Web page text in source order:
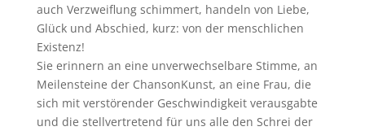
auch Verzweiflung schimmert, handeln von Liebe,
Glück und Abschied, kurz: von der menschlichen
Existenz!
Sie erinnern an eine unverwechselbare Stimme, an
Meilensteine der ChansonKunst, an eine Frau, die
sich mit verstörender Geschwindigkeit verausgabte
und die stellvertretend für uns alle den Schrei der